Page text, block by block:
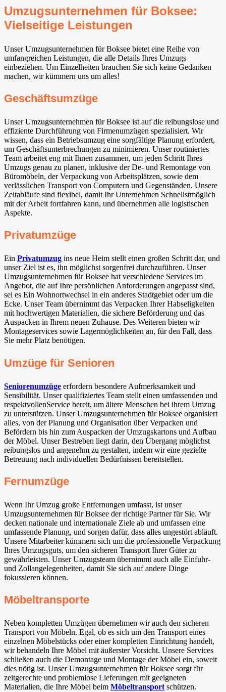
Umzugsunternehmen für Boksee:
Vielseitige Leistungen
Unser Umzugsunternehmen für Boksee bietet eine Reihe von
umfangreichen Leistungen, die alle Details Ihres Umzugs
einbeziehen. Um Einzelheiten brauchen Sie sich keine Gedanken
machen, wir kümmern uns um alles!
Geschäftsumzüge
Unser Umzugsunternehmen für Boksee ist auf die reibungslose und
effiziente Durchführung von Firmenumzügen spezialisiert. Wir
wissen, dass ein Betriebsumzug eine sorgfältige Planung erfordert,
um Geschäftsunterbrechungen zu minimieren. Unser routiniertes
Team arbeitet eng mit Ihnen zusammen, um jeden Schritt Ihres
Umzugs genau zu planen, inklusive der De- und Remontage von
Büromöbeln, der Verpackung von Arbeitsplätzen, sowie dem
verlässlichen Transport von Computern und Gegenständen. Unsere
Zeitabläufe sind flexibel, damit Ihr Unternehmen Schnellstmöglich
mit der Arbeit fortfahren kann, und übernehmen alle logistischen
Aspekte.
Privatumzüge
Ein Privatumzug ins neue Heim stellt einen großen Schritt dar, und
unser Ziel ist es, ihn möglichst sorgenfrei durchzuführen. Unser
Umzugsunternehmen für Boksee hat verschiedene Services im
Angebot, die auf Ihre persönlichen Anforderungen angepasst sind,
sei es Ein Wohnortwechsel in ein anderes Stadtgebiet oder um die
Ecke. Unser Team übernimmt das Verpacken Ihrer Habseligkeiten
mit hochwertigen Materialien, die sichere Beförderung und das
Auspacken in Ihrem neuen Zuhause. Des Weiteren bieten wir
Montageservices sowie Lagermöglichkeiten an, für den Fall, dass
Sie mehr Platz benötigen.
Umzüge für Senioren
Seniorenumzüge erfordern besondere Aufmerksamkeit und
Sensibilität. Unser qualifiziertes Team stellt einen umfassenden und
respektvollenService bereit, um ältere Menschen bei ihrem Umzug
zu unterstützen. Unser Umzugsunternehmen für Boksee organisiert
alles, von der Planung und Organisation über Verpacken und
Befördern bis hin zum Auspacken der Umzugskartons und Aufbau
der Möbel. Unser Bestreben liegt darin, den Übergang möglichst
reibungslos und angenehm zu gestalten, indem wir eine gezielte
Betreuung nach individuellen Bedürfnissen bereitstellen.
Fernumzüge
Wenn Ihr Umzug große Entfernungen umfasst, ist unser
Umzugsunternehmen für Boksee der richtige Partner für Sie. Wir
decken nationale und internationale Ziele ab und umfassen eine
umfassende Planung, und sorgen dafür, dass alles ungestört abläuft.
Unsere Mitarbeiter kümmern sich um die professionelle Verpackung
Ihres Umzugsguts, um den sicheren Transport Ihrer Güter zu
gewährleisten. Unser Umzugsteam übernimmt auch alle Einfuhr-
und Zollangelegenheiten, damit Sie sich auf andere Dinge
fokussieren können.
Möbeltransporte
Neben kompletten Umzügen übernehmen wir auch den sicheren
Transport von Möbeln. Egal, ob es sich um den Transport eines
einzelnen Möbelstücks oder einer kompletten Einrichtung handelt,
wir behandeln Ihre Möbel mit äußerster Vorsicht. Unsere Services
schließen auch die Demontage und Montage der Möbel ein, soweit
dies nötig ist. Unser Umzugsunternehmen für Boksee sorgt für
zeitgerechte und problemlose Lieferungen mit geeigneten
Materialien, die Ihre Möbel beim Möbeltransportschützen.